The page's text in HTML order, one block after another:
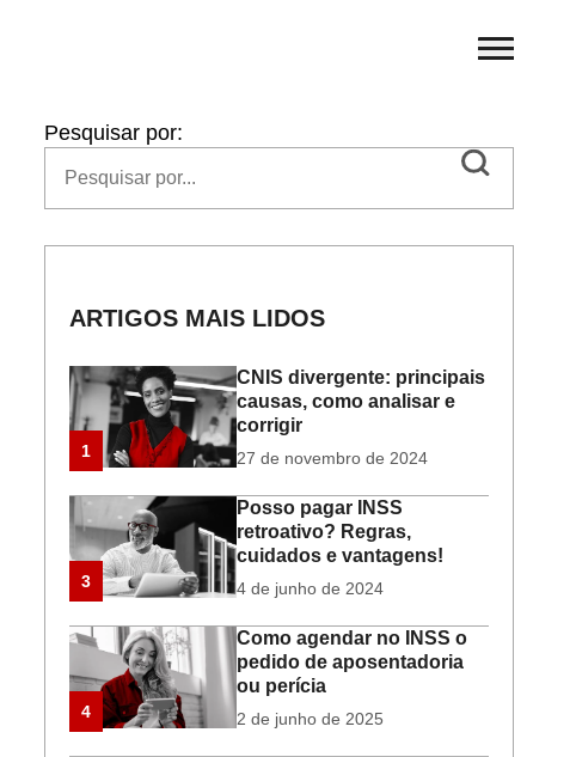
Pesquisar por:
ARTIGOS MAIS LIDOS
1
CNIS divergente: principais
causas, como analisar e
corrigir
27 de novembro de 2024
3
Posso pagar INSS
retroativo? Regras,
cuidados e vantagens!
4 de junho de 2024
4
Como agendar no INSS o
pedido de aposentadoria
ou perícia
2 de junho de 2025